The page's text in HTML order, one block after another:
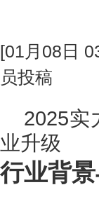
[01月08日
员投稿
2025实
业升级
行业背